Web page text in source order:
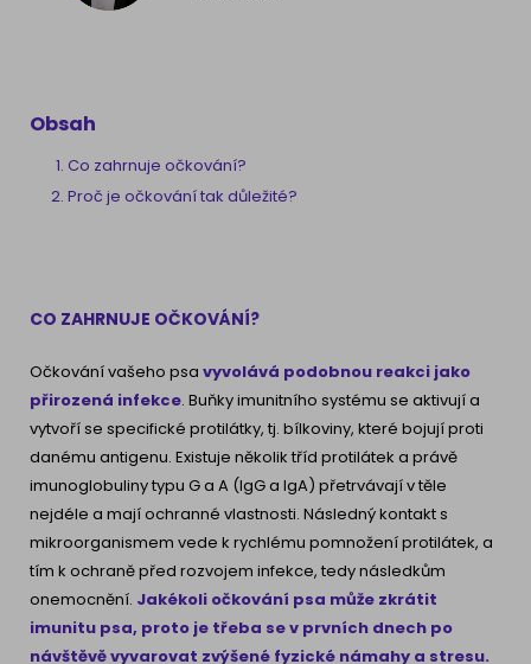
Obsah
Co zahrnuje očkování?
Proč je očkování tak důležité?
CO ZAHRNUJE OČKOVÁNÍ?
Očkování vašeho psa vyvolává podobnou reakci jako
přirozená infekce. Buňky imunitního systému se aktivují a
vytvoří se specifické protilátky, tj. bílkoviny, které bojují proti
danému antigenu. Existuje několik tříd protilátek a právě
imunoglobuliny typu G a A (IgG a IgA) přetrvávají v těle
nejdéle a mají ochranné vlastnosti. Následný kontakt s
mikroorganismem vede k rychlému pomnožení protilátek, a
tím k ochraně před rozvojem infekce, tedy následkům
onemocnění. Jakékoli očkování psa může zkrátit
imunitu psa, proto je třeba se v prvních dnech po
návštěvě vyvarovat zvýšené fyzické námahy a stresu.